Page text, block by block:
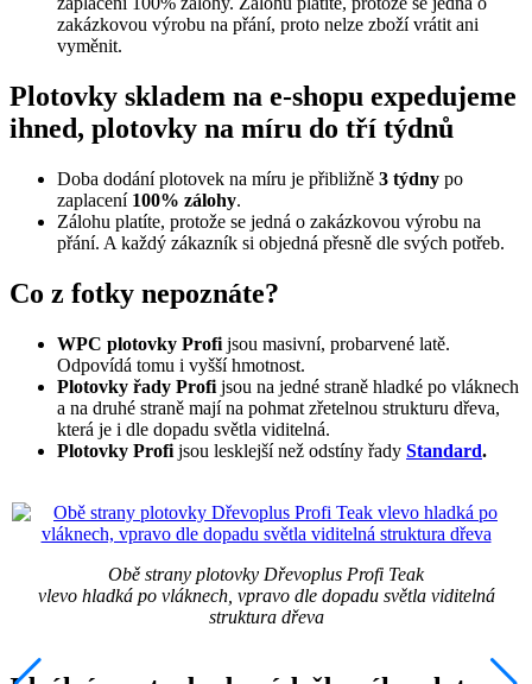
zakázkovou výrobu na přání, proto nelze zboží vrátit ani
vyměnit.
Plotovky skladem na e-shopu expedujeme
ihned, plotovky na míru do tří týdnů
Doba dodání plotovek na míru je přibližně 3 týdny po
zaplacení 100% zálohy.
Zálohu platíte, protože se jedná o zakázkovou výrobu na
přání. A každý zákazník si objedná přesně dle svých potřeb.
Co z fotky nepoznáte?
WPC plotovky Profi jsou masivní, probarvené latě.
Odpovídá tomu i vyšší hmotnost.
Plotovky řady Profi jsou na jedné straně hladké po vláknech
a na druhé straně mají na pohmat zřetelnou strukturu dřeva,
která je i dle dopadu světla viditelná.
Plotovky Profi jsou lesklejší než odstíny řady Standard.
Obě strany plotovky Dřevoplus Profi Teak
vlevo hladká po vláknech, vpravo dle dopadu světla viditelná
struktura dřeva